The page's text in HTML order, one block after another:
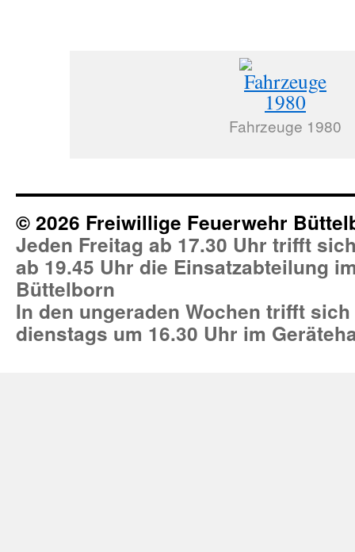
Fahrzeuge 1980
© 2026 Freiwillige Feuerwehr
Jeden Freitag ab 17.30 Uhr trifft
ab 19.45 Uhr die Einsatzabteilung
Büttelborn
In den ungeraden Wochen trifft
dienstags um 16.30 Uhr im